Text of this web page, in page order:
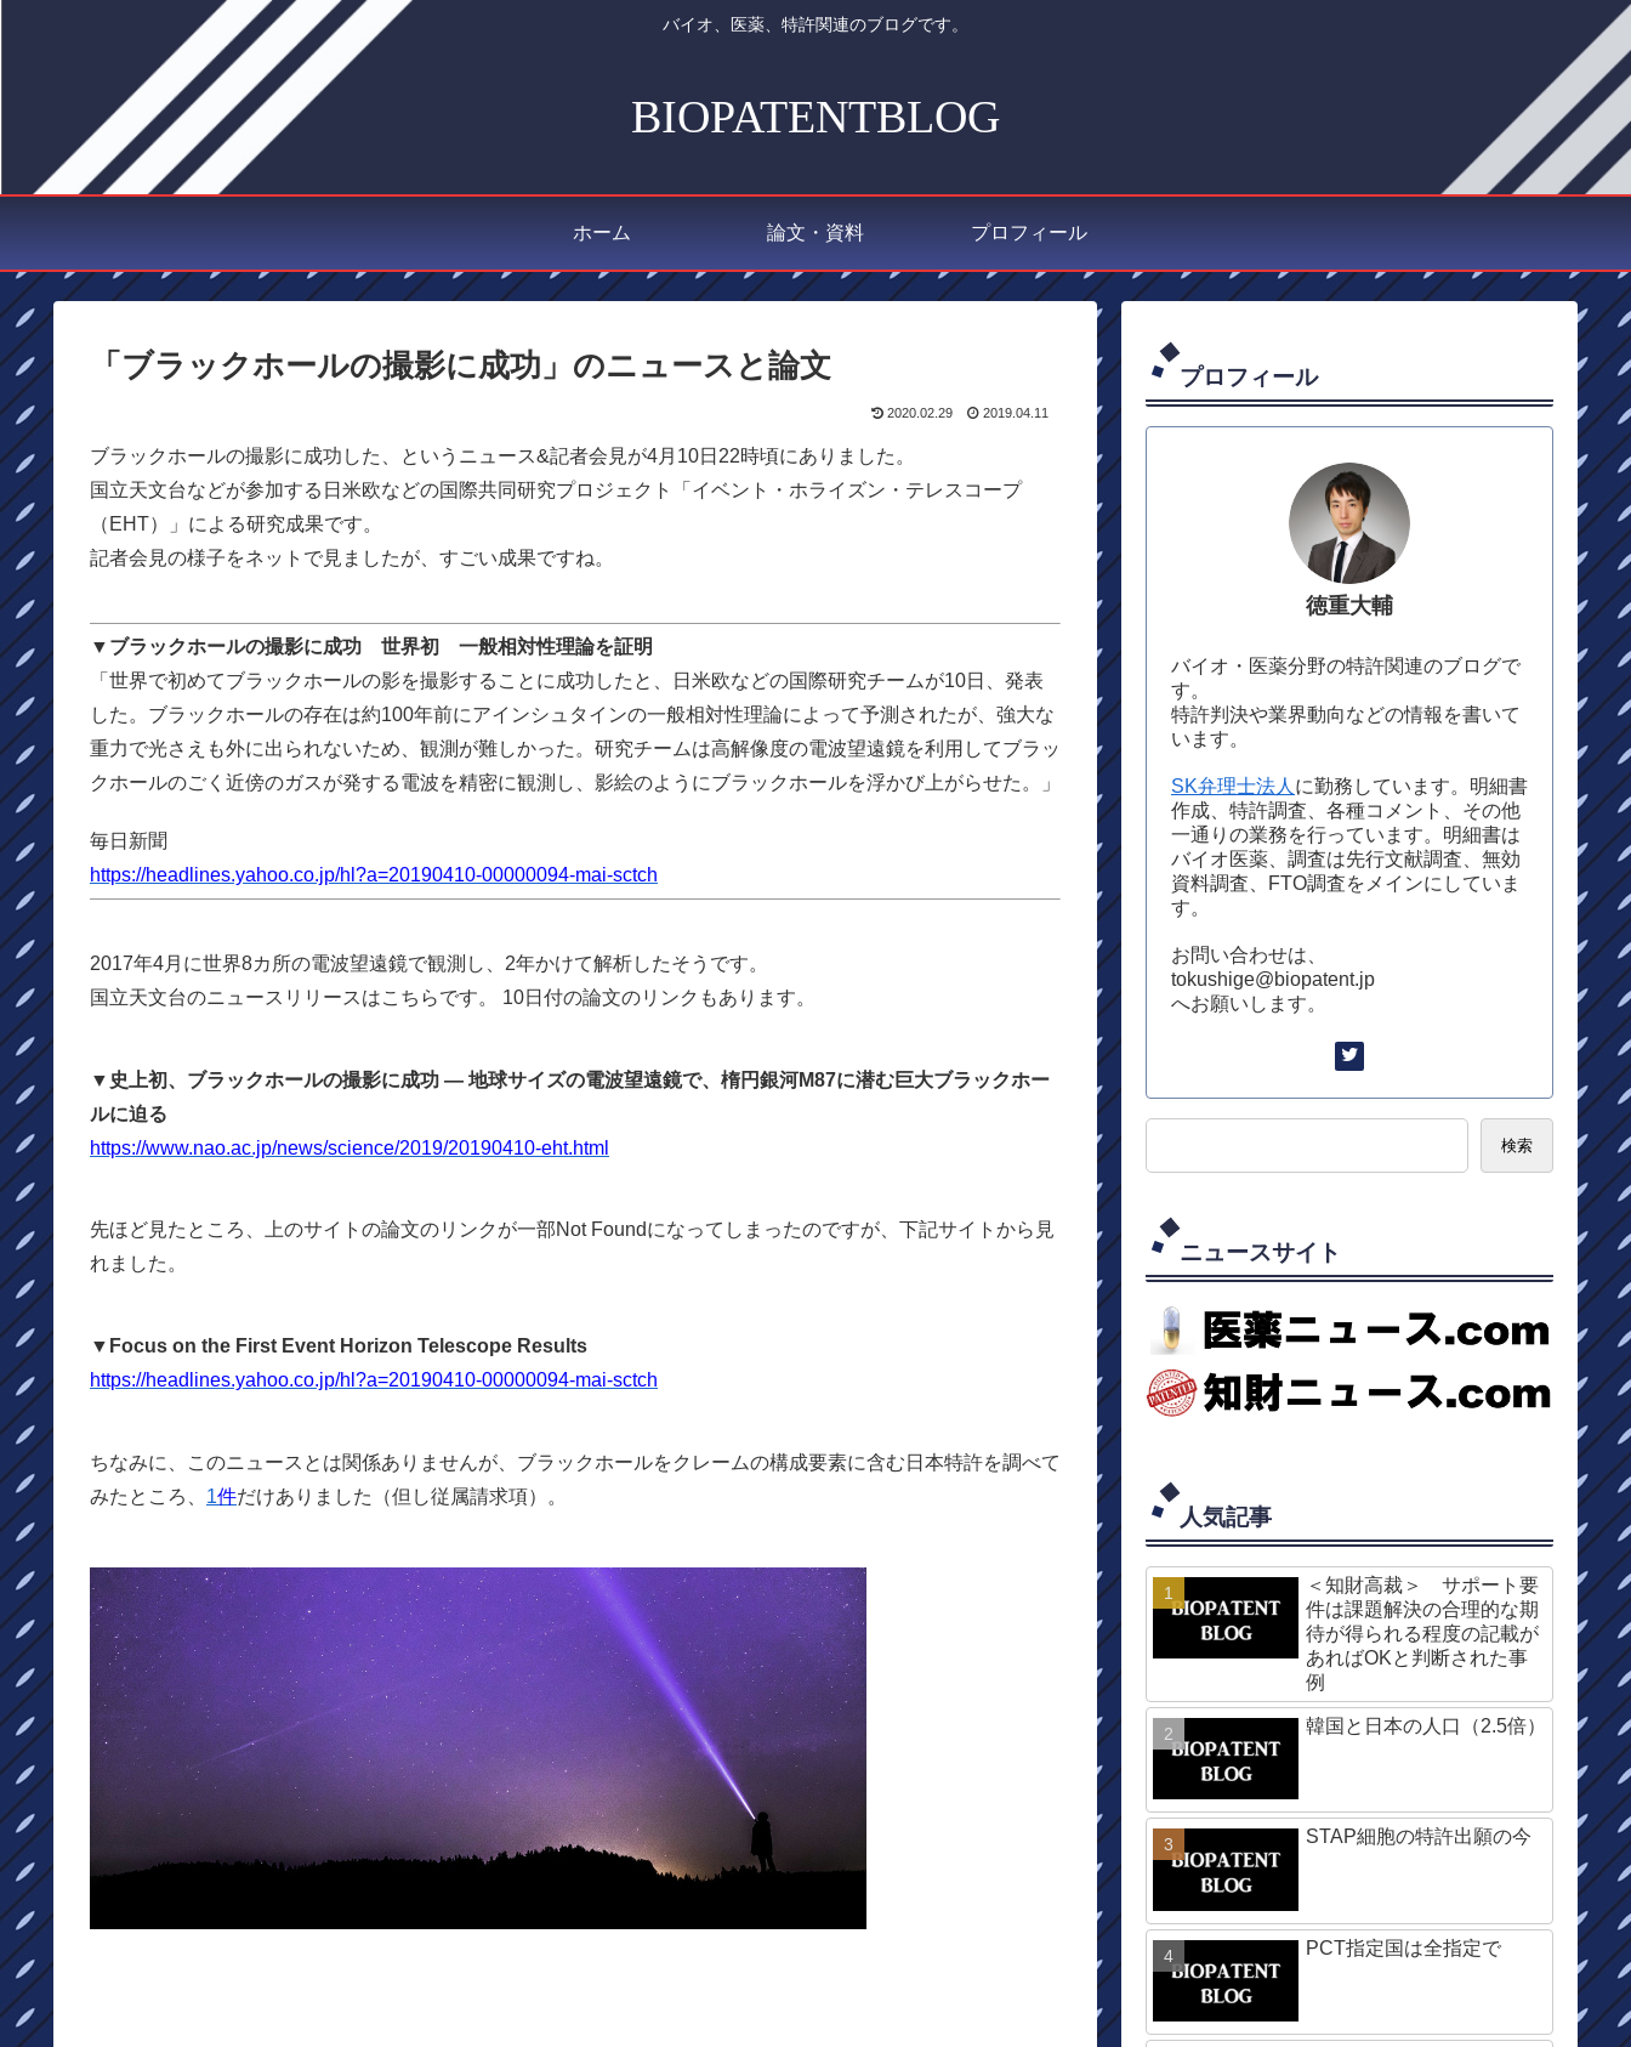
バイオ、医薬、特許関連のブログです。
BIOPATENTBLOG
ホーム 論文・資料 プロフィール
「ブラックホールの撮影に成功」のニュースと論文
2020.02.29 2019.04.11
ブラックホールの撮影に成功した、というニュース&記者会見が4月10日22時頃にありました。
国立天文台などが参加する日米欧などの国際共同研究プロジェクト「イベント・ホライズン・テレスコープ
（EHT）」による研究成果です。
記者会見の様子をネットで見ましたが、すごい成果ですね。
▼ブラックホールの撮影に成功 世界初 一般相対性理論を証明
「世界で初めてブラックホールの影を撮影することに成功したと、日米欧などの国際研究チームが10日、発表
した。ブラックホールの存在は約100年前にアインシュタインの一般相対性理論によって予測されたが、強大な
重力で光さえも外に出られないため、観測が難しかった。研究チームは高解像度の電波望遠鏡を利用してブラッ
クホールのごく近傍のガスが発する電波を精密に観測し、影絵のようにブラックホールを浮かび上がらせた。」
毎日新聞
https://headlines.yahoo.co.jp/hl?a=20190410-00000094-mai-sctch
2017年4月に世界8カ所の電波望遠鏡で観測し、2年かけて解析したそうです。
国立天文台のニュースリリースはこちらです。 10日付の論文のリンクもあります。
▼史上初、ブラックホールの撮影に成功 ― 地球サイズの電波望遠鏡で、楕円銀河M87に潜む巨大ブラックホー
ルに迫る
https://www.nao.ac.jp/news/science/2019/20190410-eht.html
先ほど見たところ、上のサイトの論文のリンクが一部Not Foundになってしまったのですが、下記サイトから見
れました。
▼Focus on the First Event Horizon Telescope Results
https://headlines.yahoo.co.jp/hl?a=20190410-00000094-mai-sctch
ちなみに、このニュースとは関係ありませんが、ブラックホールをクレームの構成要素に含む日本特許を調べて
みたところ、 1件だけありました（但し従属請求項）。
プロフィール
徳重大輔
バイオ・医薬分野の特許関連のブログで
す。
特許判決や業界動向などの情報を書いて
います。
SK弁理士法人 に勤務しています。明細書
作成、特許調査、各種コメント、その他
一通りの業務を行っています。明細書は
バイオ医薬、調査は先行文献調査、無効
資料調査、FTO調査をメインにしていま
す。
お問い合わせは、
tokushige@biopatent.jp
へお願いします。
検索
ニュースサイト
人気記事
＜知財高裁＞ サポート要
件は課題解決の合理的な期
待が得られる程度の記載が
あればOKと判断された事
例
韓国と日本の人口（2.5倍）
STAP細胞の特許出願の今
PCT指定国は全指定で